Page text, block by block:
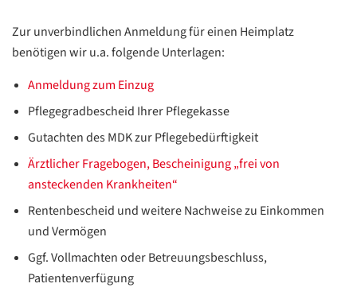
Zur unverbindlichen Anmeldung für einen Heimplatz
benötigen wir u.a. folgende Unterlagen:
Anmeldung zum Einzug
Pflegegradbescheid Ihrer Pflegekasse
Gutachten des MDK zur Pflegebedürftigkeit
Ärztlicher Fragebogen, Bescheinigung „frei von
ansteckenden Krankheiten“
Rentenbescheid und weitere Nachweise zu Einkommen
und Vermögen
Ggf. Vollmachten oder Betreuungsbeschluss,
Patientenverfügung